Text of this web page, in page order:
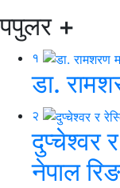
पपुलर +
१
डा.
२
दुप्चेश्वर
नेपाल